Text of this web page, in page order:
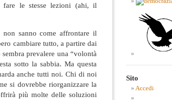
le stesse lezioni (ahi, il
sanno come affrontare il
cambiare tutto, a partire dai
prevalere una “volontà
sotto la sabbia. Ma questa
anche tutti noi. Chi di noi
si dovrebbe riorganizzare la
più molte delle soluzioni
Sito
Accedi